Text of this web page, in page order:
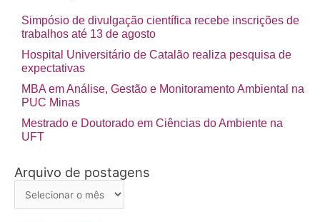
Simpósio de divulgação científica recebe inscrições de
trabalhos até 13 de agosto
Hospital Universitário de Catalão realiza pesquisa de
expectativas
MBA em Análise, Gestão e Monitoramento Ambiental na
PUC Minas
Mestrado e Doutorado em Ciências do Ambiente na
UFT
Arquivo de postagens
Arquivo